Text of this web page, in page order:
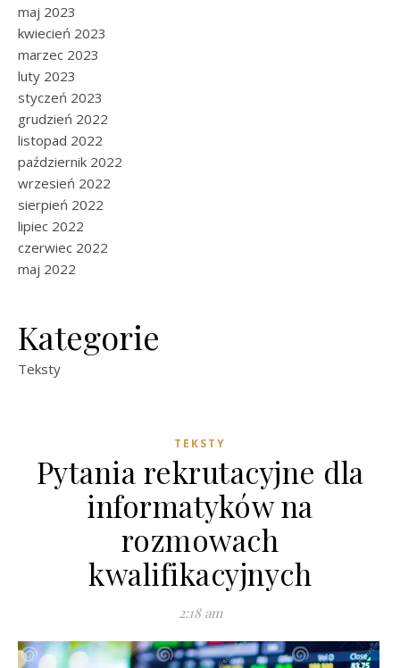
maj 2023
kwiecień 2023
marzec 2023
luty 2023
styczeń 2023
grudzień 2022
listopad 2022
październik 2022
wrzesień 2022
sierpień 2022
lipiec 2022
czerwiec 2022
maj 2022
Kategorie
Teksty
TEKSTY
Pytania rekrutacyjne dla
informatyków na
rozmowach
kwalifikacyjnych
2:18 am